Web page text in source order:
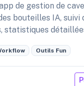
de gestion de
bouteilles IA, suivi
statistiques
Outils Fun